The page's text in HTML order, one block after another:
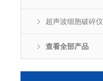
超声波细胞破碎仪
查看全部产品